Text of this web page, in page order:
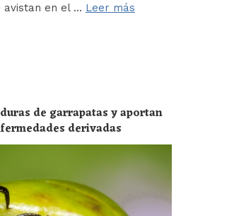
avistan en el … Leer más
de garrapatas y aportan
derivadas